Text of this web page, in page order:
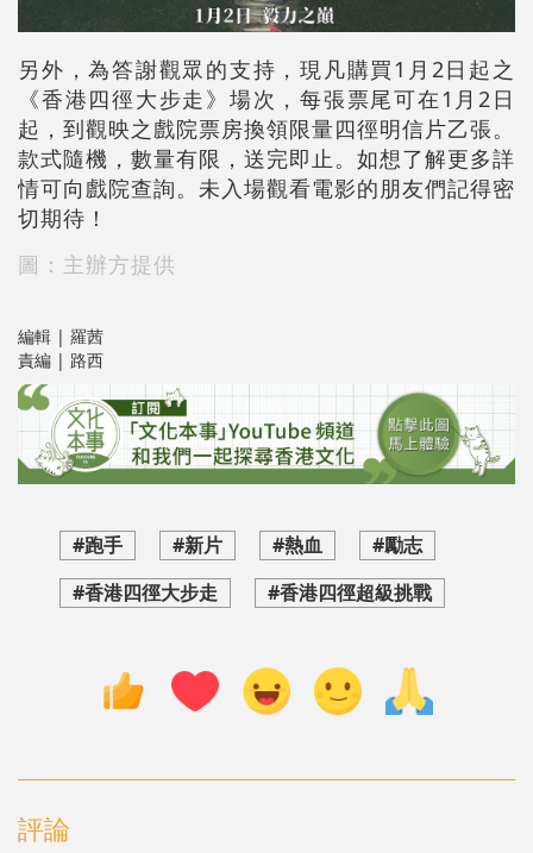
另外，為答謝觀眾的支持，現凡購買1月2日起之
《香港四徑大步走》場次，每張票尾可在1月2日
起，到觀映之戲院票房換領限量四徑明信片乙張。
款式隨機，數量有限，送完即止。如想了解更多詳
情可向戲院查詢。未入場觀看電影的朋友們記得密
切期待！
圖：主辦方提供
編輯 | 羅茜
責編 | 路西
#跑手 #新片 #熱血
#勵志
#香港四徑大步走
#香港四徑超級挑戰
評論